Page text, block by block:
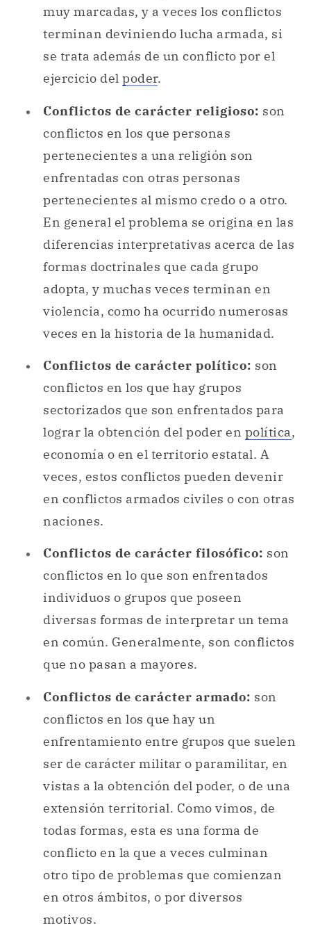
muy marcadas, y a veces los conflictos
terminan deviniendo lucha armada, si
se trata además de un conflicto por el
ejercicio del poder.
Conflictos de carácter religioso: son
conflictos en los que personas
pertenecientes a una religión son
enfrentadas con otras personas
pertenecientes al mismo credo o a otro.
En general el problema se origina en las
diferencias interpretativas acerca de las
formas doctrinales que cada grupo
adopta, y muchas veces terminan en
violencia, como ha ocurrido numerosas
veces en la historia de la humanidad.
Conflictos de carácter político: son
conflictos en los que hay grupos
sectorizados que son enfrentados para
lograr la obtención del poder en política,
economía o en el territorio estatal. A
veces, estos conflictos pueden devenir
en conflictos armados civiles o con otras
naciones.
Conflictos de carácter filosófico: son
conflictos en lo que son enfrentados
individuos o grupos que poseen
diversas formas de interpretar un tema
en común. Generalmente, son conflictos
que no pasan a mayores.
Conflictos de carácter armado: son
conflictos en los que hay un
enfrentamiento entre grupos que suelen
ser de carácter militar o paramilitar, en
vistas a la obtención del poder, o de una
extensión territorial. Como vimos, de
todas formas, esta es una forma de
conflicto en la que a veces culminan
otro tipo de problemas que comienzan
en otros ámbitos, o por diversos
motivos.